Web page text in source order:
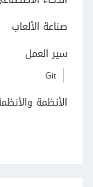
صناعة الألعاب
سير العمل
Git
الأنظمة